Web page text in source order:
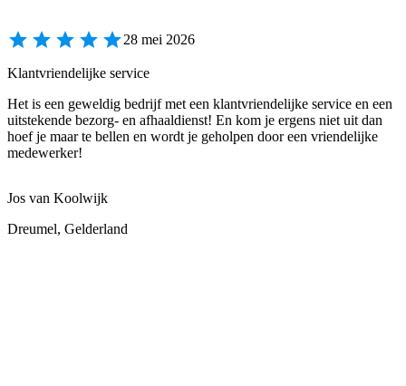
28 mei 2026
Klantvriendelijke service
Het is een geweldig bedrijf met een klantvriendelijke service en een
uitstekende bezorg- en afhaaldienst! En kom je ergens niet uit dan
hoef je maar te bellen en wordt je geholpen door een vriendelijke
medewerker!
Jos van Koolwijk
Dreumel, Gelderland